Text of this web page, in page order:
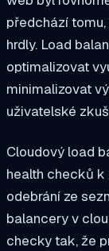
předchází
hrdly. Load
optimalizovat
minimalizovat
uživatelské
Cloudový load
health checků k
odebrání ze
balancery v
checky tak, že